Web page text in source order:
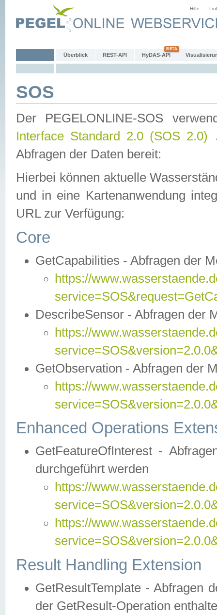
Hilfe
Überblick REST-API HyDAS-API
SOS
Der PEGELONLINE-SOS
Interface Standard 2.0 (SOS 2.0)
Abfragen der Daten bereit:
Hierbei können aktuelle
und in eine Kartenanwendung
URL zur Verfügung:
Core
GetCapabilities - Abfragen der
https://
DescribeSensor - Abfragen der
https://
GetObservation - Abfragen der
https://
Enhanced Operations
GetFeatureOfInterest -
durchgeführt werden
https://
https://
Result Handling Extension
GetResultTemplate - Abfragen
der GetResult-Operation